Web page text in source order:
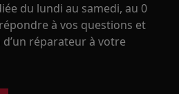
du lundi au samedi, au 0
à vos questions et
réparateur à votre